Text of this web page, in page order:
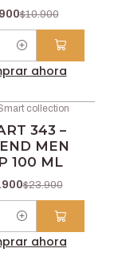
$10.900
ahora
collection
343 –
MEN
100 ML
$23.900
ahora